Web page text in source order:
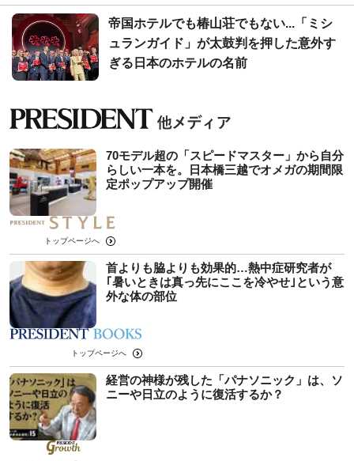
帝国ホテルでも椿山荘でもない...「ミシ
ュランガイド」が太鼓判を押した意外す
ぎる日本のホテルの名前
70モデル超の「スピードマスター」から自分
らしい一本を。日本橋三越でオメガの期間限
定ポップアップ開催
トップページへ
首よりも脇よりも効果的…熱中症研究者が
｢暑いときは真っ先にここを冷やせ｣という意
外な体の部位
トップページへ
経営の神様が残した「パナソニック」は、ソ
ニーや日立のように復活するか？